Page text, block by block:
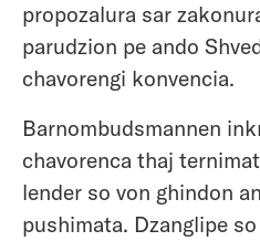
propozalura sar
parudzion pe ando
chavorengi konvencia.
Barnombudsmannen
chavorenca thaj
lender so von ghindon
pushimata. Dzanglipe